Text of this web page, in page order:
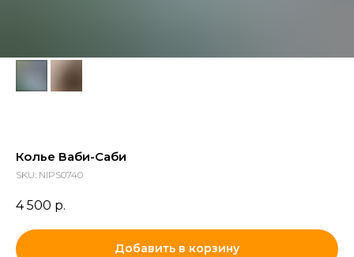
Колье Ваби-Саби
SKU: NIPS0740
4 500 р.
Добавить в корзину